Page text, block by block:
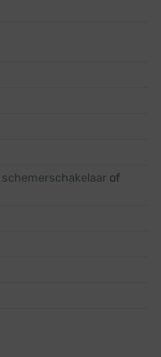
schemerschakelaar of